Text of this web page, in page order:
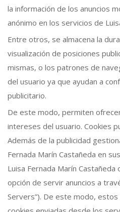
la información de los anuncios
anónimo en los servicios de
Entre otros, se almacena la
visualización de posiciones
mismas, o los patrones de
del usuario ya que ayudan a
publicitario.
De este modo, permiten
intereses del usuario. Cookies
Además de la publicidad
Fernada Marín Castañeda en
Luisa Fernada Marín Castañeda
opción de servir anuncios a
Servers”). De este modo,